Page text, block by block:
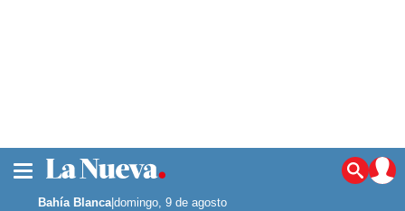
Noticias
La ciudad
Bahía Blanca|domingo, 9 de agosto